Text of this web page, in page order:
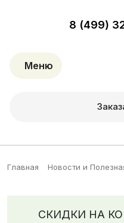
8 (499)
Меню
Главная Новости и
СКИДКИ НА